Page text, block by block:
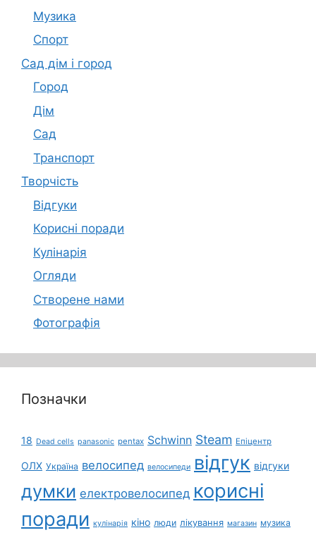
Музика
Спорт
Сад дім і город
Город
Дім
Сад
Транспорт
Творчість
Відгуки
Корисні поради
Кулінарія
Огляди
Створене нами
Фотографія
Позначки
18 Dead cells panasonic pentax Schwinn Steam Епіцентр
ОЛХ Україна велосипед велосипеди відгук відгуки
думки електровелосипед корисні
поради кулінарія кіно люди лікування магазин музика